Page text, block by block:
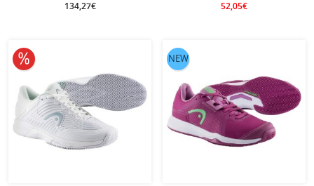
134,27€ 52,05€
10% obniżone NEW